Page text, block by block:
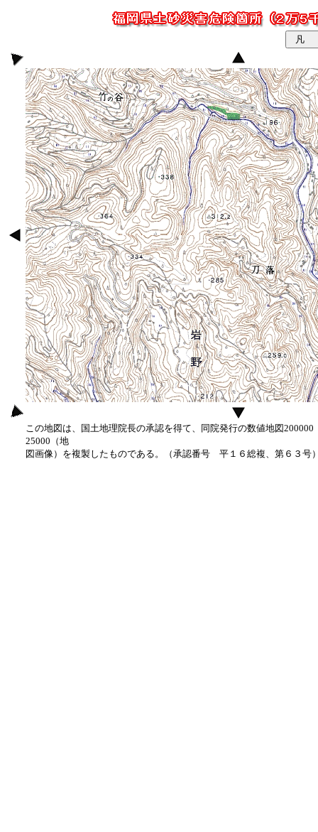
この地図は、国土地理院長の承認を得て、同院発行の数値地図
25000（地
図画像）を複製したものである。（承認番号 平１６総複、第６３号